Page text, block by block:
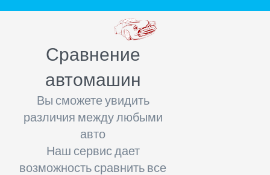
Сравнение
автомашин
Вы сможете увидить
различия между любыми
авто
Наш сервис дает
возможность сравнить все